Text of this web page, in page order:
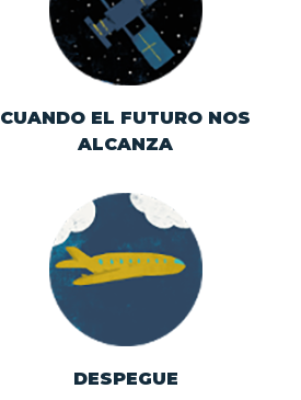
comunicación en
México
CUANDO EL FUTURO NOS
ALCANZA
Orígenes y desarrollo
de la aviación en
México.
DESPEGUE